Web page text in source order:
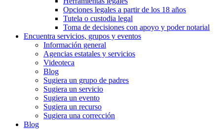
Opciones legales a partir de los 18 años
Tutela o custodia legal
Toma de decisiones con apoyo y poder notarial
Encuentra servicios, grupos y eventos
Información general
Agencias estatales y servicios
Videoteca
Blog
Sugiera un grupo de padres
Sugiera un servicio
Sugiera un evento
Sugiera un recurso
Sugiera una corrección
Blog